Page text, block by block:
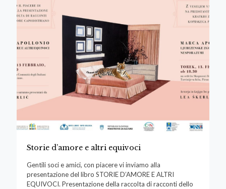
Storie d’amore e altri equivoci
Gentili soci e amici, con piacere vi inviamo alla
presentazione del libro STORIE D’AMORE E ALTRI
EQUIVOCI. Presentazione della raccolta di racconti dello